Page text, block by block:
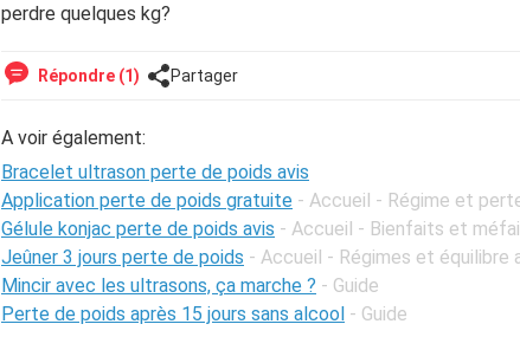
perdre quelques kg?
Répondre (1) Partager
A voir également:
Bracelet ultrason perte de poids avis
Application perte de poids gratuite - Accueil - Régime et
Gélule konjac perte de poids avis - Accueil - Bienfaits et
Jeûner 3 jours perte de poids - Accueil - Régimes et équilibre
Mincir avec les ultrasons, ça marche ? - Guide
Perte de poids après 15 jours sans alcool - Guide